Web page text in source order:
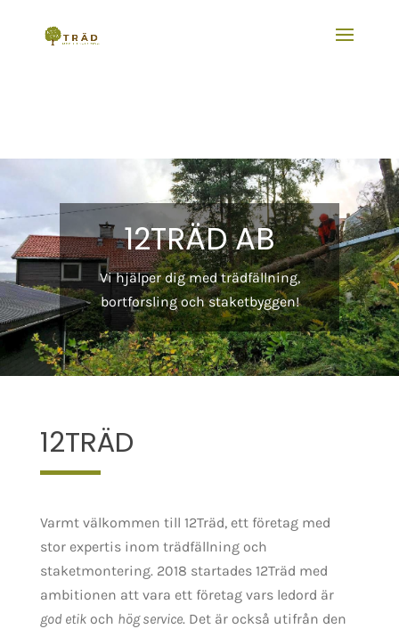
12TRÄD AB
Vi hjälper dig med trädfällning,
bortforsling och staketbyggen!
12TRÄD
Varmt välkommen till 12Träd, ett företag med
stor expertis inom trädfällning och
staketmontering. 2018 startades 12Träd med
ambitionen att vara ett företag vars ledord är
god etikoch hög service. Det är också utifrån den